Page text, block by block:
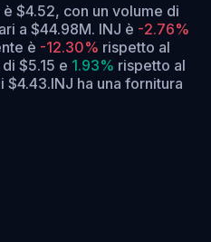
$4.52, con un volume di
a $44.98M. INJ è -2.76%
è -12.30% rispetto al
$5.15 e 1.93% rispetto al
$4.43.INJ ha una fornitura